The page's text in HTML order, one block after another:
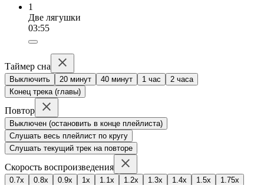
1
Две лягушки
03:55
Таймер сна
Выключить 20 минут 40 минут 1 час
2 часа
Конец трека (главы)
Повтор
Выключен (остановить в конце плейлиста)
Слушать весь плейлист по кругу
Слушать текущий трек на повторе
Скорость воспроизведения
0.7x 0.8x 0.9x 1x 1.1x 1.2x 1.3x 1.4x 1.5x
1.75x